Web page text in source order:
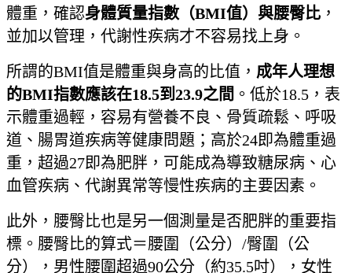
體重，確認身體質量指數（BMI值）與腰臀比 ，
並加以管理，代謝性疾病才不容易找上身。
所謂的BMI值是體重與身高的比值， 成年人理想
的BMI指數應該在18.5到23.9之間 。低於18.5，表
示體重過輕，容易有營養不良、骨質疏鬆、呼吸
道 、腸胃道疾病等健康問題；高於24即為體重過
重，超過27即為肥胖，可能成為導致糖尿病、心
血管疾病、代謝異常等慢性疾病的主要因素。
此外，腰臀比也是另一個測量是否肥胖的重要指
標。腰臀比的算式＝腰圍（公分）/臀圍（公
分），男性腰圍超過90公分（約35.5吋），女性